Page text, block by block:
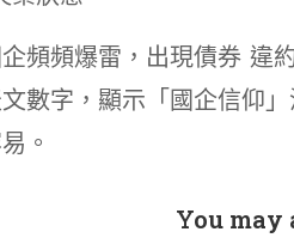
頻頻爆雷，出現債券 違
數字，顯示「國企信仰
。
You may